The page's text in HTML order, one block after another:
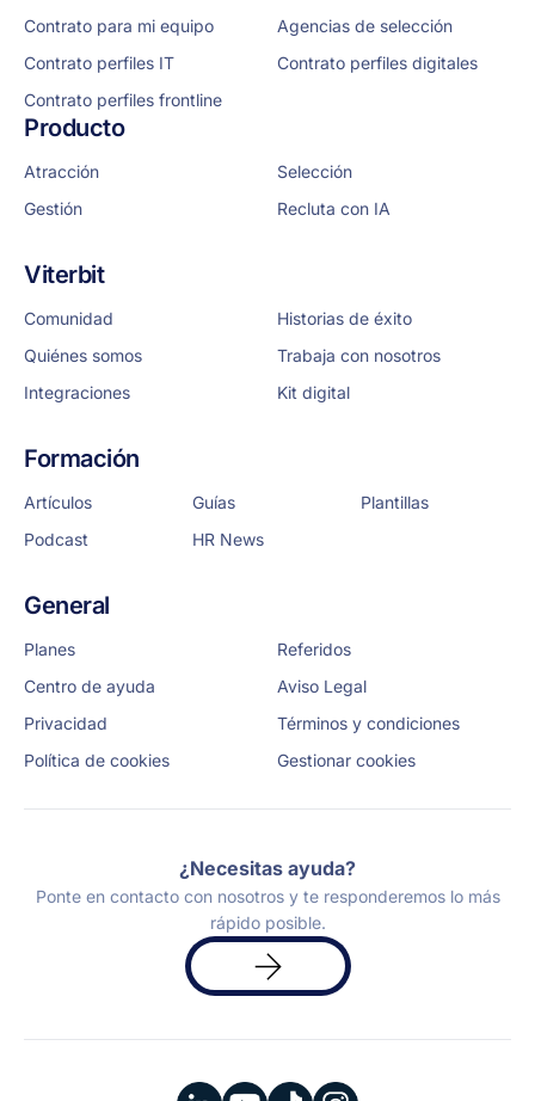
Contrato para mi equipo
Agencias de selección
Contrato perfiles IT
Contrato perfiles digitales
Contrato perfiles frontline
Producto
Atracción
Selección
Gestión
Recluta con IA
Viterbit
Comunidad
Historias de éxito
Quiénes somos
Trabaja con nosotros
Integraciones
Kit digital
Formación
Artículos Guías
Plantillas
Podcast
HR News
General
Planes
Referidos
Centro de ayuda
Aviso Legal
Privacidad
Términos y condiciones
Política de cookies
Gestionar cookies
¿Necesitas ayuda?
Ponte en contacto con nosotros y te responderemos lo más
rápido posible.
Solicita
una
demo